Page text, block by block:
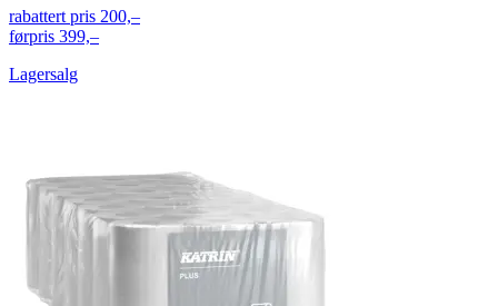
rabattert pris 200,–
førpris 399,–
Lagersalg